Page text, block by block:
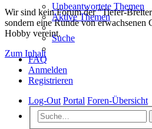
Wir sind kein Forum der "Tiefer-
sondern eine Runde von erwachsenen
Hobby vereint.
Zum Inhalt
Unbeantwortete Themen
Aktive Themen
Suche
FAQ
Anmelden
Registrieren
Log-Out Portal Foren-Übersicht